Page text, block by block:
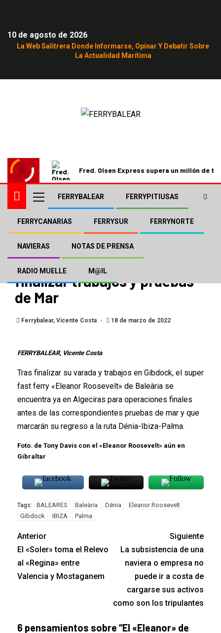
10 de agosto de 2026
La Web Salitrera Donde Informarse, Opinar Y Debatir Sobre
La Actualidad Marítima
Fred. Olsen Express supera un millón de
FERRYBALEAR FERRYPITIUSAS
FERRYCANARIAS FERRYSUR FERRYNORTE
NAVIERAS NOTAS DE PRENSA
RADIO MUELLE M@IL
El «Eleanor» de Baleària en
Algeciras, pendiente de
finalizar trabajos y pruebas
de Mar
Ferrybalear, Vicente Costa 18 de marzo de 2022
FERRYBALEAR, Vicente Costa
Tras finalizar su varada y trabajos en Gibdock, el super
fast ferry «Eleanor Roosevelt» de Baleària se
encuentra ya en Algeciras para operaciones finales
antes de las correspondientes pruebas de mar y que
marcarán su regreso a la ruta Dénia-Ibiza-Palma.
Foto. de Tony Davis con el «Eleanor Roosevelt» aún en
Gibraltar
Tags: BALEARES Baleària Dénia
Eleanor Roosevelt
Gibdock
IBIZA Palma
Anterior
El «Soler» toma el Relevo
al «Regina» entre
Valencia y Mostaganem
Siguiente
La subsistencia de una
naviera o empresa no
puede ir a costa de
cargarse sus activos
como son los tripulantes
6 pensamientos sobre “El «Eleanor» de